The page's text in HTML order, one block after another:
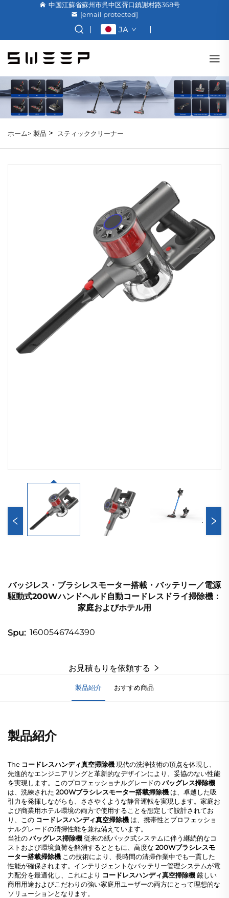
中国江蘇省蘇州市呉中区胥口鎮謝村路368号
[email protected]
JA
ホーム> 製品 > スティッククリーナー
バッジレス・ブラシレスモーター搭載・バッテリー／電源
駆動式200Wハンドヘルド自動コードレスドライ掃除機：
家庭およびホテル用
Spu: 1600546744390
お見積もりを依頼する
製品紹介 おすすめ商品
製品紹介
The コードレスハンディ真空掃除機現代の洗浄技術の頂点を体現し、
先進的なエンジニアリングと革新的なデザインにより、妥協のない性能
を実現します。このプロフェッショナルグレードのバッグレス掃除機
は、洗練された 200Wブラシレスモーター搭載掃除機 は、卓越した吸
引力を発揮しながらも、ささやくような静音運転を実現します。家庭お
よび商業用ホテル環境の両方で使用することを想定して設計されてお
り、この コードレスハンディ真空掃除機 は、携帯性とプロフェッショ
ナルグレードの清掃性能を兼ね備えています。
当社のバッグレス掃除機従来の紙パック式システムに伴う継続的なコ
ストおよび環境負荷を解消するとともに、高度な 200Wブラシレスモ
ーター搭載掃除機 この技術により、長時間の清掃作業中でも一貫した
性能が確保されます。インテリジェントなバッテリー管理システムが電
力配分を最適化し、これにより コードレスハンディ真空掃除機 厳しい
商用用途およびこだわりの強い家庭用ユーザーの両方にとって理想的な
ソリューションとなります。